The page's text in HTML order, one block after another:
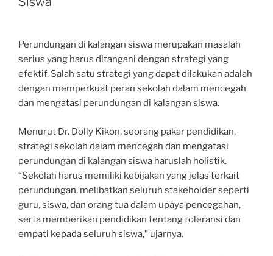
Perundungan di kalangan siswa merupakan masalah
serius yang harus ditangani dengan strategi yang
efektif. Salah satu strategi yang dapat dilakukan adalah
dengan memperkuat peran sekolah dalam mencegah
dan mengatasi perundungan di kalangan siswa.
Menurut Dr. Dolly Kikon, seorang pakar pendidikan,
strategi sekolah dalam mencegah dan mengatasi
perundungan di kalangan siswa haruslah holistik.
“Sekolah harus memiliki kebijakan yang jelas terkait
perundungan, melibatkan seluruh stakeholder seperti
guru, siswa, dan orang tua dalam upaya pencegahan,
serta memberikan pendidikan tentang toleransi dan
empati kepada seluruh siswa,” ujarnya.